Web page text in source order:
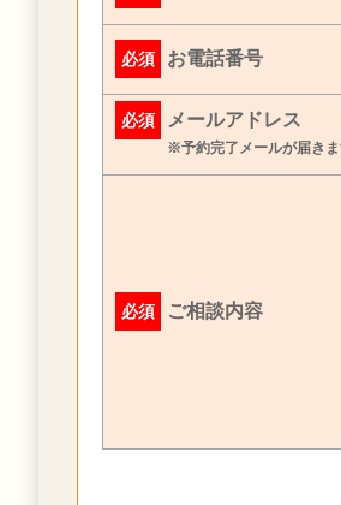
必須 お電話番号
必須 メールアドレス
※予約完了メールが届き
必須 ご相談内容